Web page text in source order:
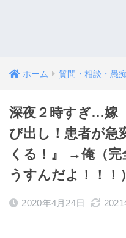
ホーム 質問・相談・愚痴
深夜２時すぎ…嫁
び出し！患者が急
くる！』 →俺（
うすんだよ！！！）
2020年4月24日